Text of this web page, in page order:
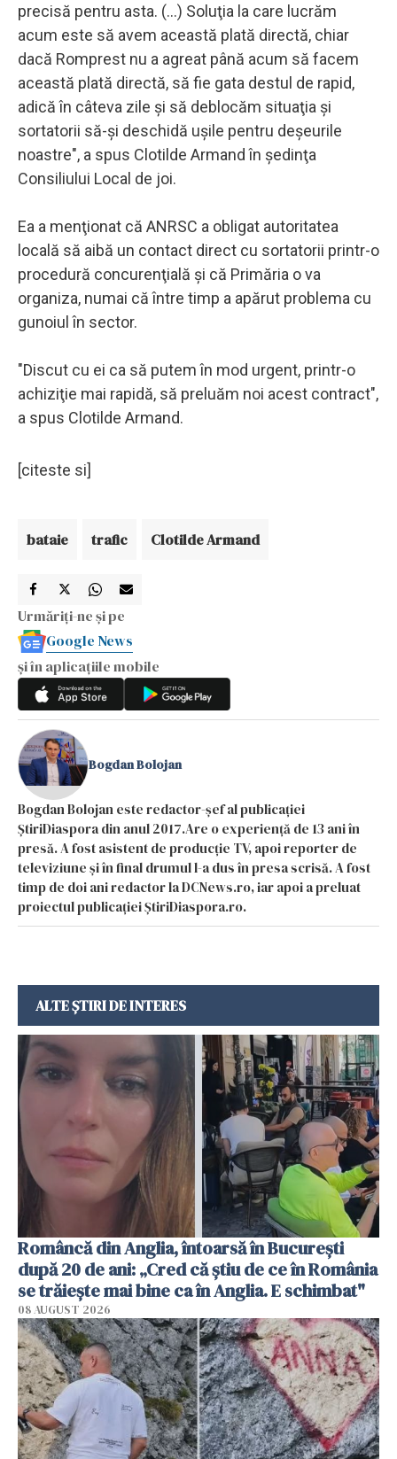
precisă pentru asta. (...) Soluţia la care lucrăm
acum este să avem această plată directă, chiar
dacă Romprest nu a agreat până acum să facem
această plată directă, să fie gata destul de rapid,
adică în câteva zile şi să deblocăm situaţia şi
sortatorii să-şi deschidă uşile pentru deşeurile
noastre", a spus Clotilde Armand în şedinţa
Consiliului Local de joi.
Ea a menţionat că ANRSC a obligat autoritatea
locală să aibă un contact direct cu sortatorii printr-o
procedură concurenţială şi că Primăria o va
organiza, numai că între timp a apărut problema cu
gunoiul în sector.
"Discut cu ei ca să putem în mod urgent, printr-o
achiziţie mai rapidă, să preluăm noi acest contract",
a spus Clotilde Armand.
[citeste si]
bataie trafic Clotilde Armand
Urmăriți-ne și pe
Google News
și în aplicațiile mobile
Bogdan Bolojan
Bogdan Bolojan este redactor-șef al publicației
ȘtiriDiaspora din anul 2017.Are o experiență de 13 ani în
presă. A fost asistent de producție TV, apoi reporter de
televiziune și în final drumul l-a dus în presa scrisă. A fost
timp de doi ani redactor la DCNews.ro, iar apoi a preluat
proiectul publicației ȘtiriDiaspora.ro.
ALTE ȘTIRI DE INTERES
Româncă din Anglia, întoarsă în București
după 20 de ani: „Cred că știu de ce în România
se trăiește mai bine ca în Anglia. E schimbat"
08 AUGUST 2026